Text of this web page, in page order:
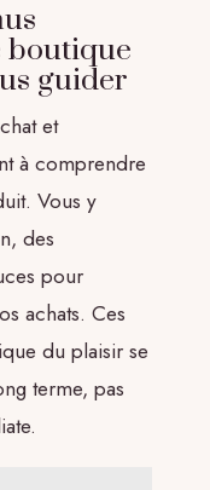
boutique
guider
et
à comprendre
Vous y
des
pour
achats. Ces
du plaisir se
terme, pas